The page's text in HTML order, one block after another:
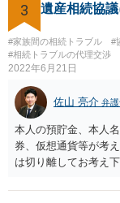
った等)、それも書
産分割に関係ない(と
す(あくまで遺産分割
の方に事情を理解し
3 遺産相続協
#家族間の相続トラブル #
#相続トラブルの代理交渉
2022年6月21日
佐山 亮介 弁
本人の預貯金、本人
券、仮想通貨等が考
は切り離してお考え
意に開示を求め、応